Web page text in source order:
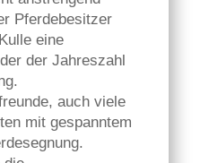
Pferdebesitzer
eine
der Jahreszahl
auch viele
mit gespanntem